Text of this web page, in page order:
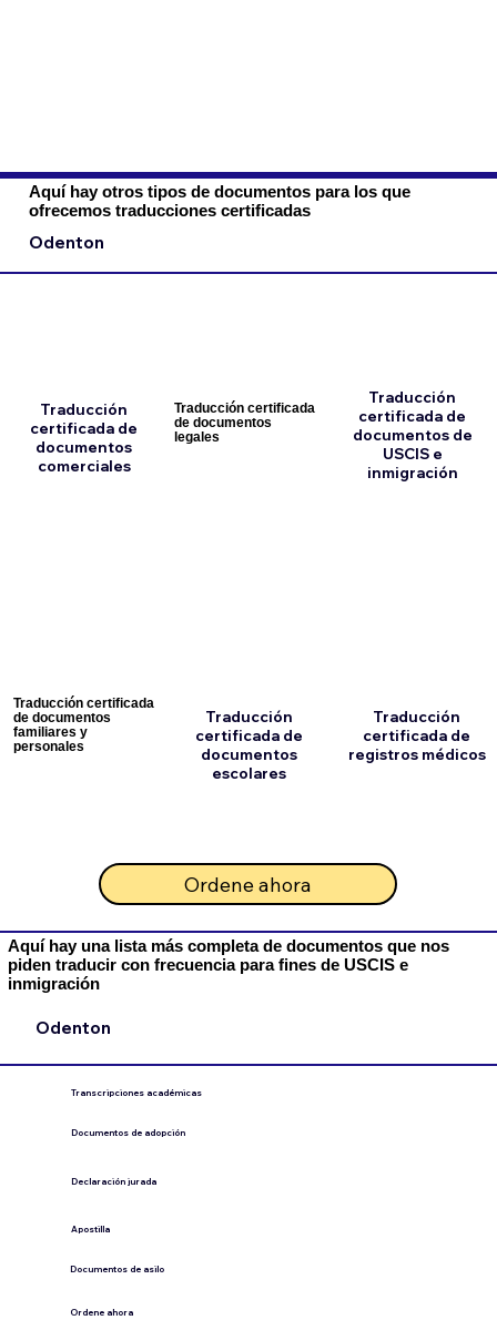
Aquí hay otros tipos de documentos para los que
ofrecemos traducciones certificadas
Odenton
Traducción
certificada de
documentos
comerciales
Traducción certificada
de documentos
familiares y
personales
Traducción certificada
de documentos
legales
Traducción
certificada de
documentos
escolares
Ordene ahora
Traducción
certificada de
documentos de
USCIS e
inmigración
Traducción
certificada de
registros médicos
Aquí hay una lista más completa de documentos que nos
piden traducir con frecuencia para fines de USCIS e
inmigración
Odenton
Transcripciones académicas
Documentos de adopción
Declaración jurada
​Apostilla
Documentos de asilo
Ordene ahora